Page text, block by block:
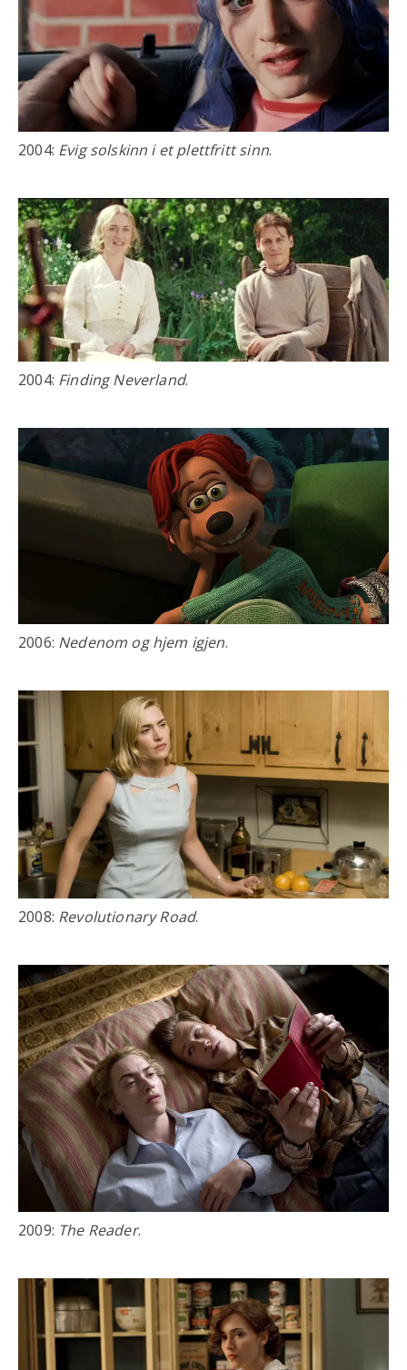
2004: Evig solskinn i et plettfritt sinn.
2004: Finding Neverland.
2006: Nedenom og hjem igjen.
2008: Revolutionary Road.
2009: The Reader.